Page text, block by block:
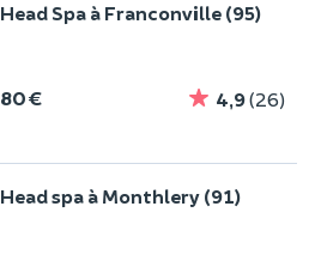
Head Spa à Franconville (95)
80 € 4,9(26)
Head spa à Monthlery (91)